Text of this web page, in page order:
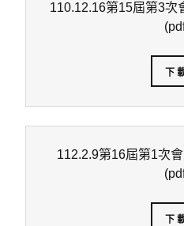
110.12.16第15屆第3次
下
112.2.9第16屆第1次
下